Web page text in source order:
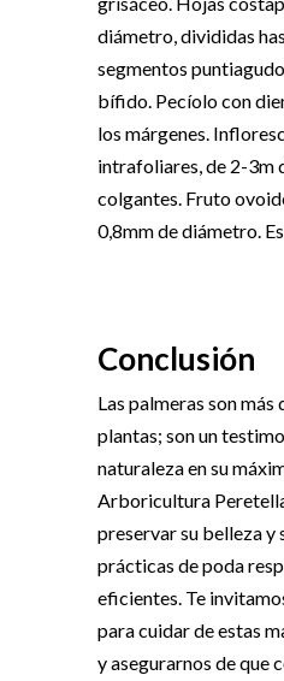
diámetro, divididas
segmentos
bífido. Pecíolo con
los márgenes.
intrafoliares, de 2-3m
colgantes. Fruto
0,8mm de diámetro.
Conclusión
Las palmeras son más
plantas; son un
naturaleza en su
Arboricultura
preservar su belleza y
prácticas de poda
eficientes. Te
para cuidar de estas
y asegurarnos de que